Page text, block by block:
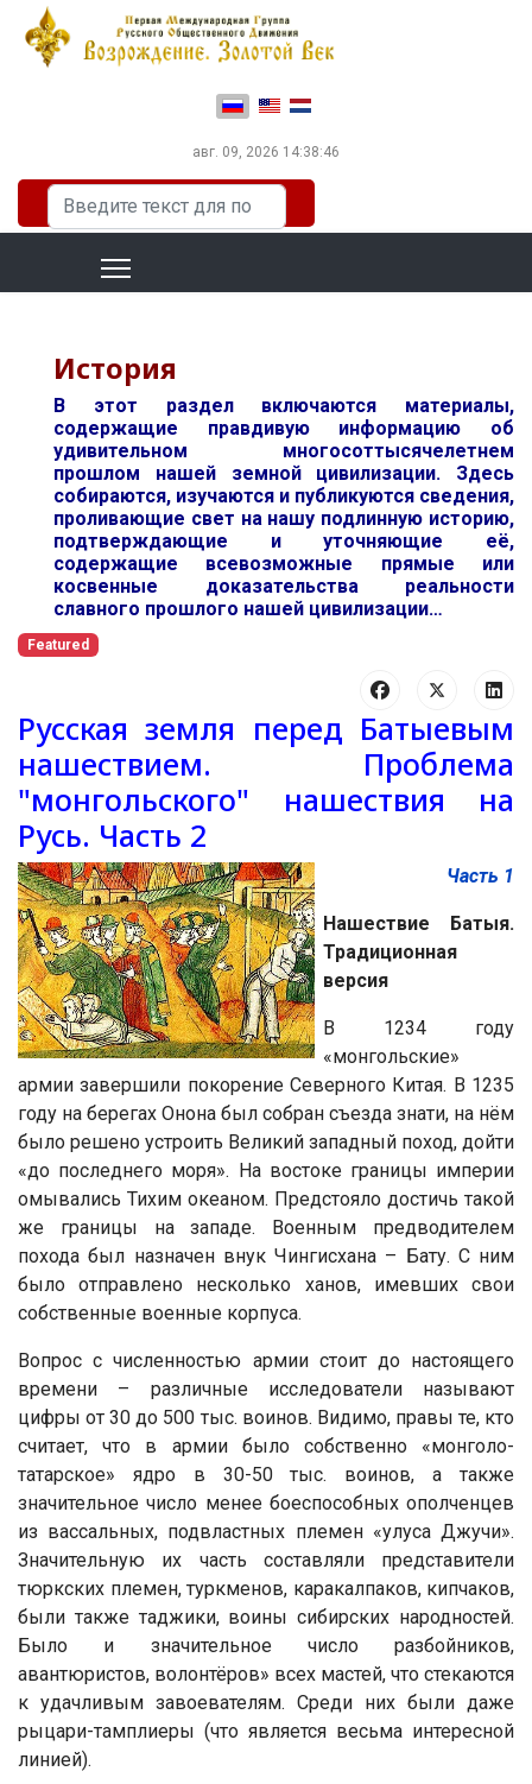
Выберите язык
авг. 09, 2026 14:38:47
Искать...
История
В этот раздел включаются материалы,
содержащие правдивую информацию об
удивительном многосоттысячелетнем
прошлом нашей земной цивилизации. Здесь
собираются, изучаются и публикуются сведения,
проливающие свет на нашу подлинную историю,
подтверждающие и уточняющие её,
содержащие всевозможные прямые или
косвенные доказательства реальности
славного прошлого нашей цивилизации…
Featured
Русская земля перед Батыевым
нашествием. Проблема
"монгольского" нашествия на
Русь. Часть 2
Часть 1
Нашествие Батыя.
Традиционная
версия
В 1234 году
«монгольские»
армии завершили покорение Северного Китая. В 1235
году на берегах Онона был собран съезда знати, на нём
было решено устроить Великий западный поход, дойти
«до последнего моря». На востоке границы империи
омывались Тихим океаном. Предстояло достичь такой
же границы на западе. Военным предводителем
похода был назначен внук Чингисхана – Бату. С ним
было отправлено несколько ханов, имевших свои
собственные военные корпуса.
Вопрос с численностью армии стоит до настоящего
времени – различные исследователи называют
цифры от 30 до 500 тыс. воинов. Видимо, правы те, кто
считает, что в армии было собственно «монголо-
татарское» ядро в 30-50 тыс. воинов, а также
значительное число менее боеспособных ополченцев
из вассальных, подвластных племен «улуса Джучи».
Значительную их часть составляли представители
тюркских племен, туркменов, каракалпаков, кипчаков,
были также таджики, воины сибирских народностей.
Было и значительное число разбойников,
авантюристов, волонтёров» всех мастей, что стекаются
к удачливым завоевателям. Среди них были даже
рыцари-тамплиеры (что является весьма интересной
линией).